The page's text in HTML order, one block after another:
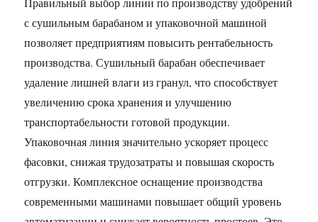
с сушильным барабаном и упаковочной машиной
позволяет предприятиям повысить рентабельность
производства. Сушильный барабан обеспечивает
удаление лишней влаги из гранул, что способствует
увеличению срока хранения и улучшению
транспортабельности готовой продукции.
Упаковочная линия значительно ускоряет процесс
фасовки, снижая трудозатраты и повышая скорость
отгрузки. Комплексное оснащение производства
современными машинами повышает общий уровень